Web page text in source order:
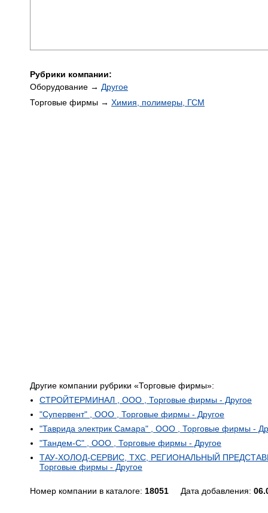
Рубрики компании:
Оборудование → Другое
Торговые фирмы → Химия, полимеры, ГСМ
Другие компании рубрики «Торговые фирмы»:
СТРОЙТЕРМИНАЛ , ООО , Торговые фирмы - Другое
"Супервент" , ООО , Торговые фирмы - Другое
"Таврида электрик Самара" , ООО , Торговые фирмы -
"Тандем-С" , ООО , Торговые фирмы - Другое
ТАУ-ХОЛОД-СЕРВИС, ТХС, РЕГИОНАЛЬНЫЙ
Торговые фирмы - Другое
Номер компании в каталоге: 18051 Дата добавления: